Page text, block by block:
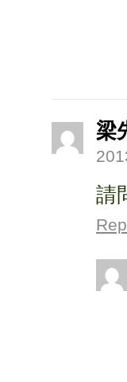
梁
請